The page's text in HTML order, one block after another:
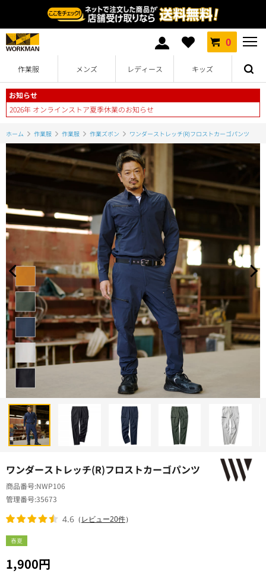
0
作業服 メンズ レディース キッズ
お知らせ
2026年 オンラインストア夏季休業のお知らせ
ホーム 作業服 作業服 作業ズボン ワンダーストレッチ(R)フロストカーゴパンツ
ワンダーストレッチ(R)フロストカーゴパンツ
春夏
1,900円
商品番号 NWP106
管理番号35673
4.6 （レビュー20件）